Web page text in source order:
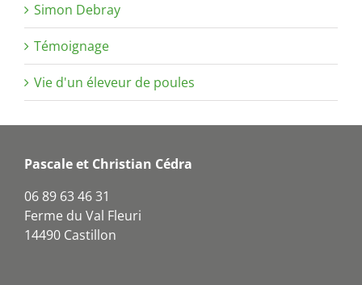
Simon Debray
Témoignage
Vie d'un éleveur de poules
Pascale et Christian Cédra
06 89 63 46 31
Ferme du Val Fleuri
14490 Castillon